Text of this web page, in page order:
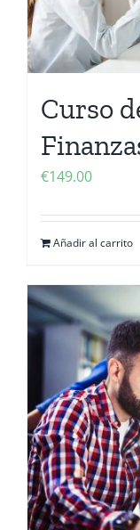
Curso
€149.00
Añadir al carrito